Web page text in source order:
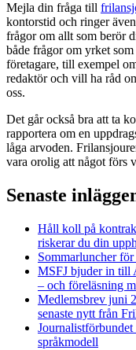
Mejla din fråga till
kontorstid och ringer
frågor om allt som berör
både frågor om yrket
företagare, till exempel
redaktör och vill ha råd
oss.
Det går också bra att ta
rapportera om en
låga arvoden.
vara orolig att något förs
Senaste
Håll koll på
riskerar du din
Sommarluncher
MSFJ bjuder in till
– och föreläsning
Medlemsbrev juni
senaste nytt från
språkmodell